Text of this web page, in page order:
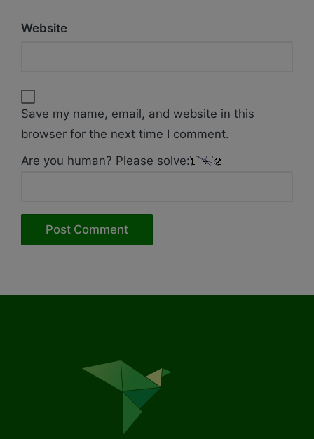
Website
Save my name, email, and website in this
browser for the next time I comment.
Are you human? Please solve: